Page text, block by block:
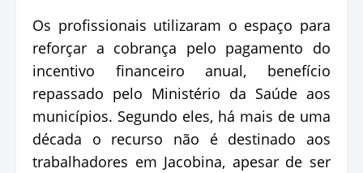
Os profissionais utilizaram o espaço para
reforçar a cobrança pelo pagamento do
incentivo financeiro anual, benefício
repassado pelo Ministério da Saúde aos
municípios. Segundo eles, há mais de uma
década o recurso não é destinado aos
trabalhadores em Jacobina, apesar de ser